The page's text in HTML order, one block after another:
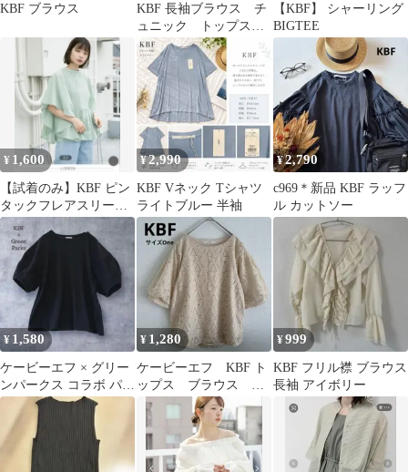
KBF ブラウス
KBF 長袖ブラウス チ
ュニック トップス
シアー ベージュ
【KBF】 シャーリング
BIGTEE
¥ 1,600
【試着のみ】KBF ピン
タックフレアスリーブ
ブラウス ライトグリー
ン
¥2,990
KBF Vネック Tシャツ
ライトブルー 半袖
¥2,790
c969＊新品 KBF ラッフ
ル カットソー
¥ 1,580
ケービーエフ × グリー
ンパークス コラボ パフ
スリーブ Tシャツ 黒 綿
XL
¥ 1,280
ケービーエフ KBF ト
ップス ブラウス レ
ース 五分袖 ベージ
ュ
¥999
KBF フリル襟 ブラウス
長袖 アイボリー